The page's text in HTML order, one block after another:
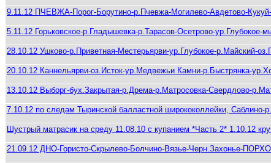
9.11.12 ПЧЕВЖА-Порог-Борутино-р.Пчевжа-Могилево-Авдетово-
5.11.12 Горьковское-р.Гладышевка-р.Тарасов-Осетрово-
28.10.12 Ушково-р.Приветная-Местерьярви-ур.Глубокое-р.Майский-
20.10.12 Каннельярви-оз.Исток-ур.Медвежьи Камни-р.Быстрянка-
13.10.12 Выборг-бух.Закрытая-р.Дрема-р.Матросовка-Свердлово-
7.10.12 по следам Тыринской балластной ширококоллейки, Саблино-
Шустрый матрасик на среду 11.08.10 с купанием *Часть 2* 1.10.12
21.09.12 ДНО-Гористо-Скрылево-Болчино-Вязье-Черн.Захонье-